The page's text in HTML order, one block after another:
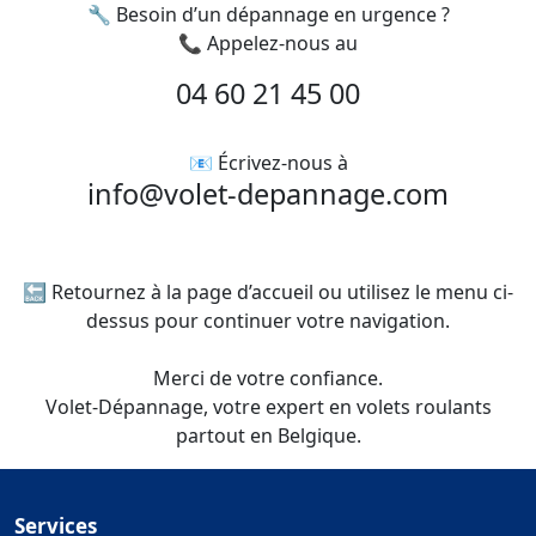
🔧 Besoin d’un dépannage en urgence ?
📞 Appelez-nous au
04 60 21 45 00
📧 Écrivez-nous à
info@volet-depannage.com
🔙 Retournez à la page d’accueil ou utilisez le menu ci-
dessus pour continuer votre navigation.
Merci de votre confiance.
Volet-Dépannage, votre expert en volets roulants
partout en Belgique.
Services